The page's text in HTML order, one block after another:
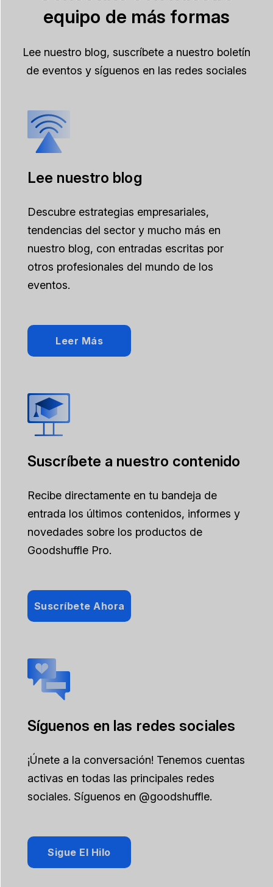
equipo de más formas
Lee nuestro blog, suscríbete a nuestro boletín
de eventos y síguenos en las redes sociales
Lee nuestro blog
Descubre estrategias empresariales,
tendencias del sector y mucho más en
nuestro blog, con entradas escritas por
otros profesionales del mundo de los
eventos.
Leer Más
Suscríbete a nuestro contenido
Recibe directamente en tu bandeja de
entrada los últimos contenidos, informes y
novedades sobre los productos de
Goodshuffle Pro.
Suscríbete Ahora
Síguenos en las redes sociales
¡Únete a la conversación! Tenemos cuentas
activas en todas las principales redes
sociales. Síguenos en @goodshuffle.
Sigue El Hilo